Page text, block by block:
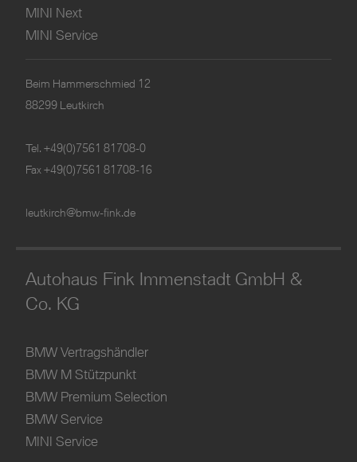
MINI Next
MINI Service
Beim Hammerschmied 12
88299 Leutkirch
Tel. +49(0)7561 81708-0
Fax +49(0)7561 81708-16
leutkirch@bmw-fink.de
Autohaus Fink Immenstadt GmbH &
Co. KG
BMW Vertragshändler
BMW M Stützpunkt
BMW Premium Selection
BMW Service
MINI Service